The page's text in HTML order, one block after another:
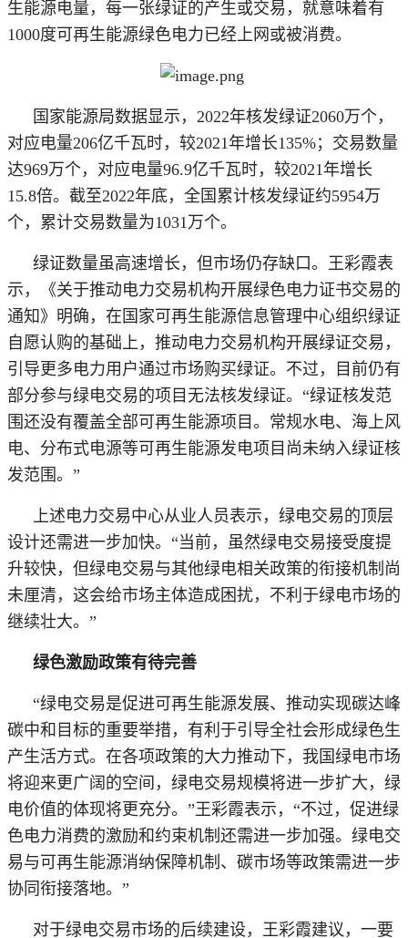
生能源电量，每一张绿证的产生或交易，就意味着有
1000度可再生能源绿色电力已经上网或被消费。
国家能源局数据显示， 2022年核发绿证2060万个，
对应电量206亿千瓦时，较2021年增长135%；交易数量
达969万个，对应电量96.9亿千瓦时，较2021年增长
15.8倍。截至2022年底，全国累计核发绿证约5954万
个，累计交易数量为1031万个。
绿证数量虽高速增长，但市场仍存缺口。王彩霞表
示，《关于推动电力交易机构开展绿色电力证书交易的
通知》明确，在国家可再生能源信息管理中心组织绿证
自愿认购的基础上，推动电力交易机构开展绿证交易，
引导更多电力用户通过市场购买绿证。不过，目前仍有
部分参与绿电交易的项目无法核发绿证。 “绿证核发范
围还没有覆盖全部可再生能源项目。常规水电、海上风
电、分布式电源等可再生能源发电项目尚未纳入绿证核
发范围。”
上述电力交易中心从业人员表示，绿电交易的顶层
设计还需进一步加快。 “当前，虽然绿电交易接受度提
升较快，但绿电交易与其他绿电相关政策的衔接机制尚
未厘清，这会给市场主体造成困扰，不利于绿电市场的
继续壮大。”
绿色激励政策有待完善
“绿电交易是促进可再生能源发展、推动实现碳达峰
碳中和目标的重要举措，有利于引导全社会形成绿色生
产生活方式。在各项政策的大力推动下，我国绿电市场
将迎来更广阔的空间，绿电交易规模将进一步扩大，绿
电价值的体现将更充分。”王彩霞表示，“不过，促进绿
色电力消费的激励和约束机制还需进一步加强。绿电交
易与可再生能源消纳保障机制、碳市场等政策需进一步
协同衔接落地。”
对于绿电交易市场的后续建设，王彩霞建议，一要